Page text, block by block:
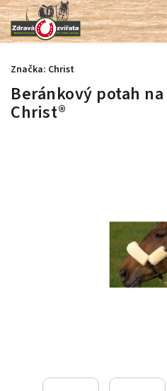
Beránkový potah
Christ®
Značka: Christ